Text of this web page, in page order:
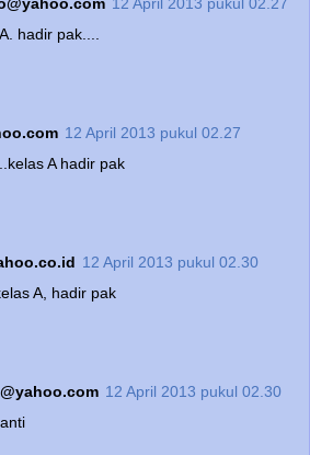
12 April 2013 pukul 02.27
hadir pak....
12 April 2013 pukul 02.27
A hadir pak
12 April 2013 pukul 02.30
A, hadir pak
12 April 2013 pukul 02.30